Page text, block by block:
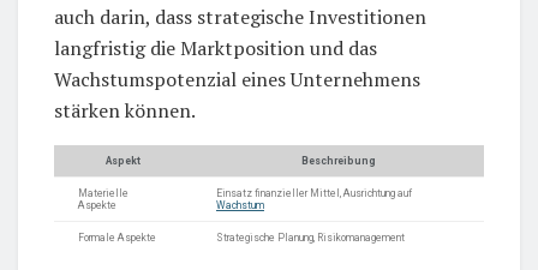
auch darin, dass strategische Investitionen
langfristig die Marktposition und das
Wachstumspotenzial eines Unternehmens
stärken können.
Aspekt Beschreibung
Materielle
Aspekte
Einsatz finanzieller Mittel, Ausrichtung auf
Wachstum
Formale Aspekte Strategische Planung, Risikomanagement